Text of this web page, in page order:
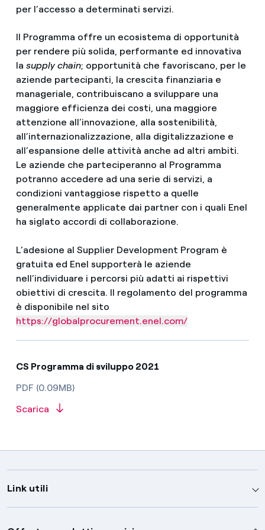
per l’accesso a determinati servizi.
Il Programma offre un ecosistema di opportunità
per rendere più solida, performante ed innovativa
la supply chain; opportunità che favoriscano, per le
aziende partecipanti, la crescita finanziaria e
manageriale, contribuiscano a sviluppare una
maggiore efficienza dei costi, una maggiore
attenzione all’innovazione, alla sostenibilità,
all’internazionalizzazione, alla digitalizzazione e
all’espansione delle attività anche ad altri ambiti.
Le aziende che parteciperanno al Programma
potranno accedere ad una serie di servizi, a
condizioni vantaggiose rispetto a quelle
generalmente applicate dai partner con i quali Enel
ha siglato accordi di collaborazione.
L’adesione al Supplier Development Program è
gratuita ed Enel supporterà le aziende
nell’individuare i percorsi più adatti ai rispettivi
obiettivi di crescita. Il regolamento del programma
è disponibile nel sito
https://globalprocurement.enel.com/
CS Programma di sviluppo 2021
PDF (0.09MB)
Scarica
Link utili
Assistenza